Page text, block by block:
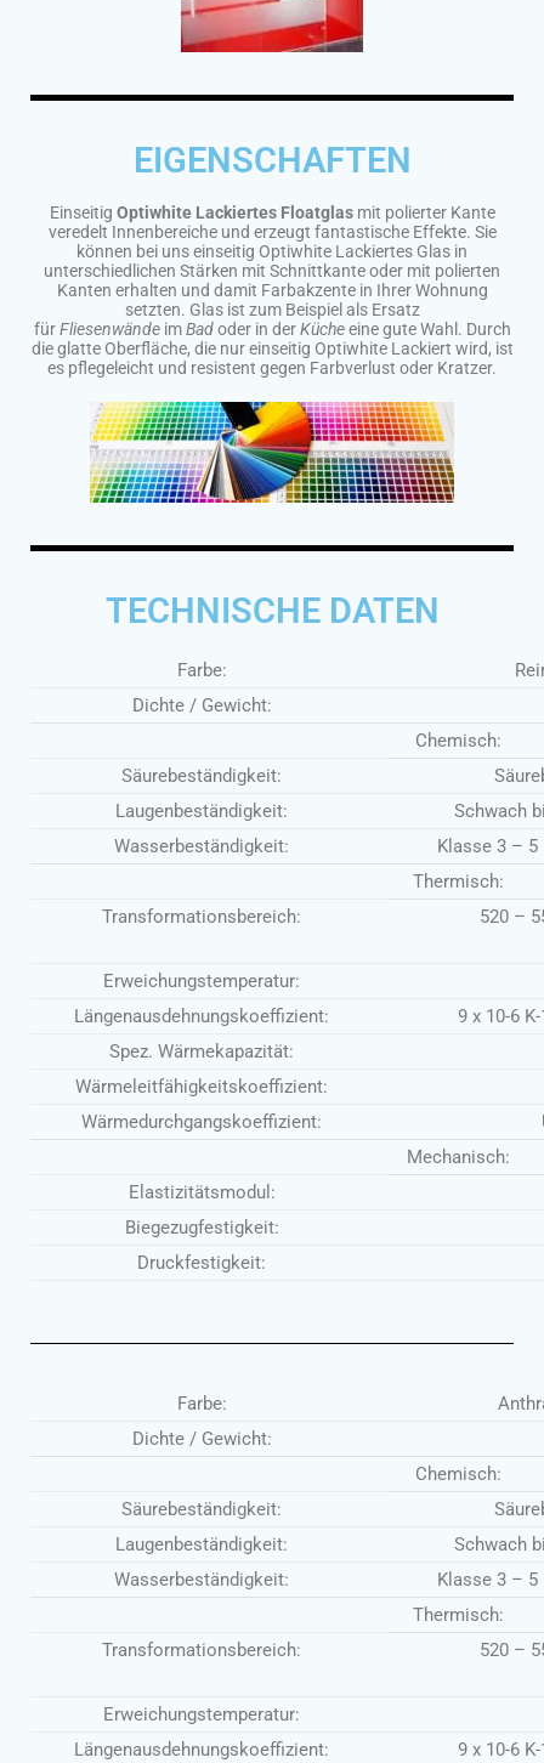
EIGENSCHAFTEN
Einseitig Optiwhite Lackiertes Floatglasmit polierter Kante
veredelt Innenbereiche und erzeugt fantastische Effekte. Sie
können bei uns einseitig Optiwhite Lackiertes Glas in
unterschiedlichen Stärken mit Schnittkante oder mit polierten
Kanten erhalten und damit Farbakzente in Ihrer Wohnung
setzten. Glas ist zum Beispiel als Ersatz
fürFliesenwändeimBadoder in derKücheeine gute Wahl. Durch
die glatte Oberfläche, die nur einseitig Optiwhite Lackiert wird, ist
es pflegeleicht und resistent gegen Farbverlust oder Kratzer.
TECHNISCHE DATEN
Farbe:
Dichte / Gewicht:
Chemisch:
Säurebeständigkeit:
Laugenbeständigkeit:
Schwach
Wasserbeständigkeit:
Klasse 3 – 5
Thermisch:
Transformationsbereich:
520 –
Erweichungstemperatur:
Längenausdehnungskoeffizient:
9 x 10-6
Spez. Wärmekapazität:
Wärmeleitfähigkeitskoeffizient:
Wärmedurchgangskoeffizient:
Mechanisch:
Elastizitätsmodul:
Biegezugfestigkeit:
Druckfestigkeit:
Farbe:
Dichte / Gewicht:
Chemisch:
Säurebeständigkeit:
Laugenbeständigkeit:
Schwach
Wasserbeständigkeit:
Klasse 3 – 5
Thermisch:
Transformationsbereich:
520 –
Erweichungstemperatur:
Längenausdehnungskoeffizient:
9 x 10-6